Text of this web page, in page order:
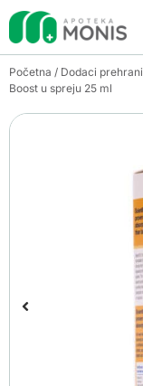
Početna / Dodaci prehrani
Boost u spreju 25 ml